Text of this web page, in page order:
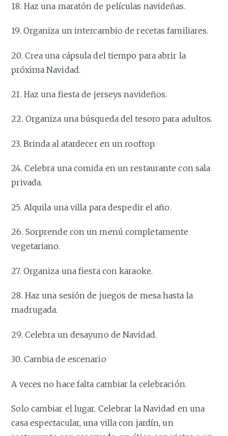
18. Haz una maratón de películas navideñas.
19. Organiza un intercambio de recetas familiares.
20. Crea una cápsula del tiempo para abrir la
próxima Navidad.
21. Haz una fiesta de jerseys navideños.
22. Organiza una búsqueda del tesoro para adultos.
23. Brinda al atardecer en un rooftop.
24. Celebra una comida en un restaurante con sala
privada.
25. Alquila una villa para despedir el año.
26. Sorprende con un menú completamente
vegetariano.
27. Organiza una fiesta con karaoke.
28. Haz una sesión de juegos de mesa hasta la
madrugada.
29. Celebra un desayuno de Navidad.
30. Cambia de escenario
A veces no hace falta cambiar la celebración.
Solo cambiar el lugar. Celebrar la Navidad en una
casa espectacular, una villa con jardín, un